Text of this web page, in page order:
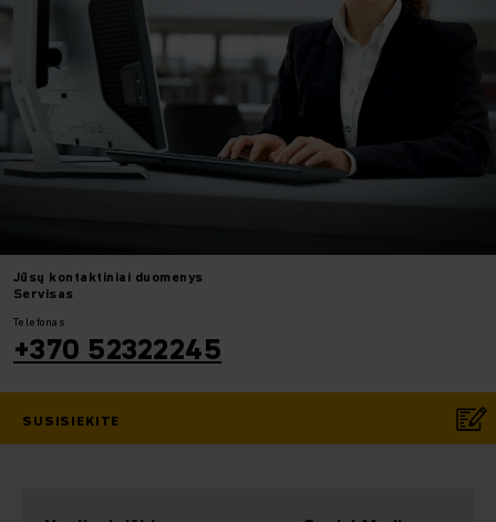
Jūsų kontaktiniai duomenys
Servisas
Telefonas
+370 52322245
SUSISIEKITE